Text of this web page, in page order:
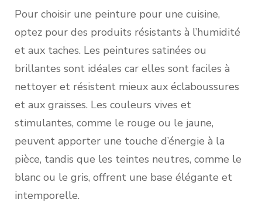
Pour choisir une peinture pour une cuisine,
optez pour des produits résistants à l’humidité
et aux taches. Les peintures satinées ou
brillantes sont idéales car elles sont faciles à
nettoyer et résistent mieux aux éclaboussures
et aux graisses. Les couleurs vives et
stimulantes, comme le rouge ou le jaune,
peuvent apporter une touche d’énergie à la
pièce, tandis que les teintes neutres, comme le
blanc ou le gris, offrent une base élégante et
intemporelle.